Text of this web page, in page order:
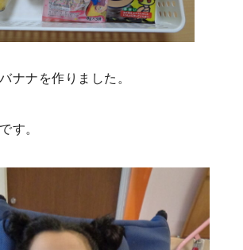
ナナを作りました。
す。